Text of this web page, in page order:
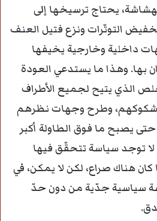
يحتاج ترسيخها إلى
التوتّرات ونزع فتيل العنف
داخلية وخارجية يخيفها
بها. وهذا ما يستدعي العودة
الذي يتيح لجميع الأطراف
وطرح وجهات نظرهم
حتى يصبح ما فوق الطاولة أكبر
لا توجد سياسة تتحقّق فيها
كان هناك صراع، لكن لا يمكن، في
سياسية جدّية من دون حدّ